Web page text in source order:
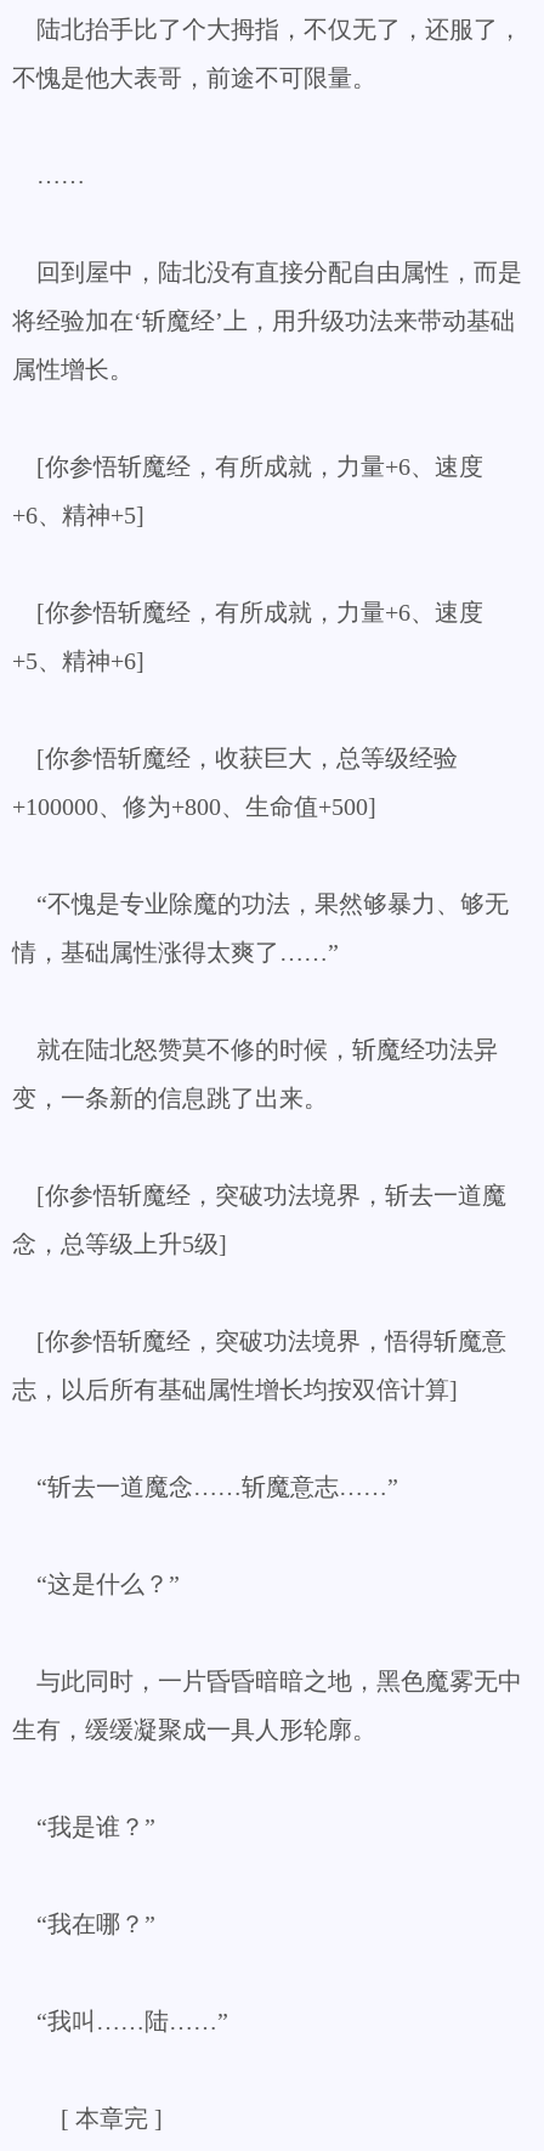
陆北抬手比了个大拇指，不仅无了，还服了，
不愧是他大表哥，前途不可限量。
……
回到屋中，陆北没有直接分配自由属性，而是
将经验加在‘斩魔经’上，用升级功法来带动基础
属性增长。
[你参悟斩魔经，有所成就，力量+6、速度
+6、精神+5]
[你参悟斩魔经，有所成就，力量+6、速度
+5、精神+6]
[你参悟斩魔经，收获巨大，总等级经验
+100000、修为+800、生命值+500]
“不愧是专业除魔的功法，果然够暴力、够无
情，基础属性涨得太爽了……”
就在陆北怒赞莫不修的时候，斩魔经功法异
变，一条新的信息跳了出来。
[你参悟斩魔经，突破功法境界，斩去一道魔
念，总等级上升5级]
[你参悟斩魔经，突破功法境界，悟得斩魔意
志，以后所有基础属性增长均按双倍计算]
“斩去一道魔念……斩魔意志……”
“这是什么？”
与此同时，一片昏昏暗暗之地，黑色魔雾无中
生有，缓缓凝聚成一具人形轮廓。
“我是谁？”
“我在哪？”
“我叫……陆……”
[ 本章完 ]